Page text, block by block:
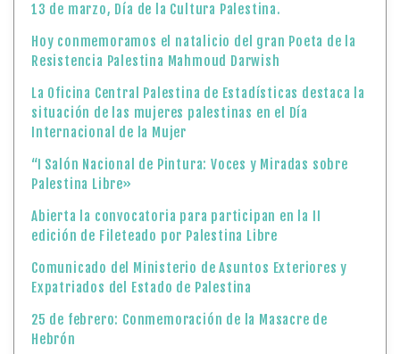
13 de marzo, Día de la Cultura Palestina.
Hoy conmemoramos el natalicio del gran Poeta de la
Resistencia Palestina Mahmoud Darwish
La Oficina Central Palestina de Estadísticas destaca la
situación de las mujeres palestinas en el Día
Internacional de la Mujer
“I Salón Nacional de Pintura: Voces y Miradas sobre
Palestina Libre»
Abierta la convocatoria para participan en la II
edición de Fileteado por Palestina Libre
Comunicado del Ministerio de Asuntos Exteriores y
Expatriados del Estado de Palestina
25 de febrero: Conmemoración de la Masacre de
Hebrón